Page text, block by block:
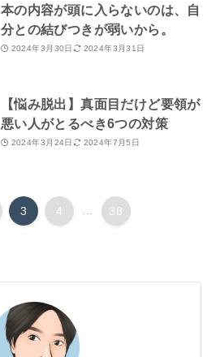
本の内容が頭に入らないのは、自
分との結びつきが弱いから。
2024年3月30日 2024年3月31日
【悩み脱出】真面目だけど要領が
悪い人がとるべき6つの対策
2024年3月24日 2024年7月5日
3 4 ... 38